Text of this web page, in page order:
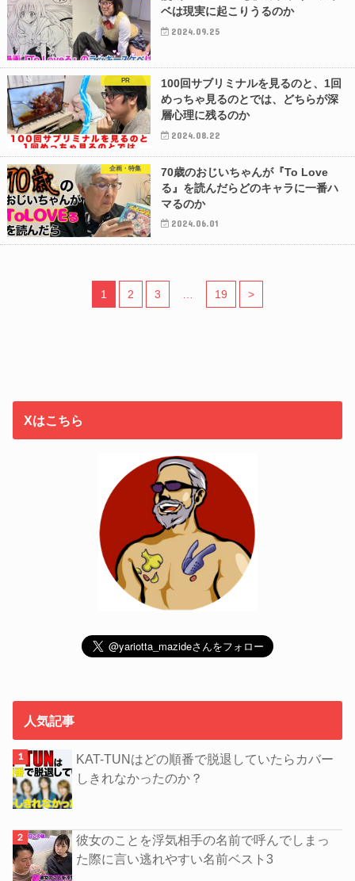
ベは現実に起こりうるのか
2024.09.25
PR
100回サブリミナルを見るのと、1回
めっちゃ見るのとでは、どちらが深
層心理に残るのか
2024.08.22
企画・特集
70歳のおじいちゃんが『To Love
る』を読んだらどのキャラに一番ハ
マるのか
2024.06.01
1 2 3 19 >
Xはこちら
人気記事
KAT-TUNはどの順番で脱退していたらカバー
しきれなかったのか？
彼女のことを浮気相手の名前で呼んでしまっ
た際に言い逃れやすい名前ベスト3